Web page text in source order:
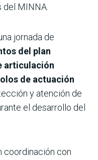
MINNA.
jornada de
del plan
articulación
de actuación
y atención de
el desarrollo del
coordinación con